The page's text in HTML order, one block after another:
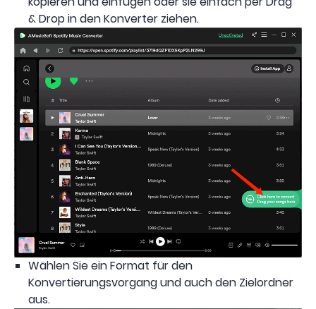
& Drop in den Konverter ziehen.
Wählen Sie ein Format für den
Konvertierungsvorgang und auch den Zielordner
aus.